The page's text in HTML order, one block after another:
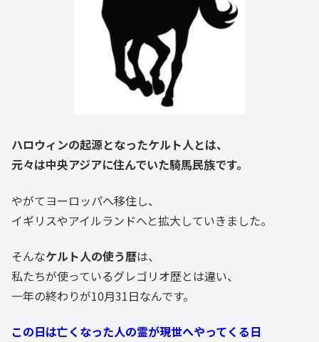
ハロウィンの起源となったケルト人とは、
元々は中央アジアに住んでいた騎馬民族です。
やがてヨーロッパへ移住し、
イギリスやアイルランドへと拡大していきました。
そんなケルト人の使う暦は、
私たちが使っているグレゴリオ歴とは違い、
一年の終わりが10月31日なんです。
この日は亡くなった人の霊が現世へやってくる日